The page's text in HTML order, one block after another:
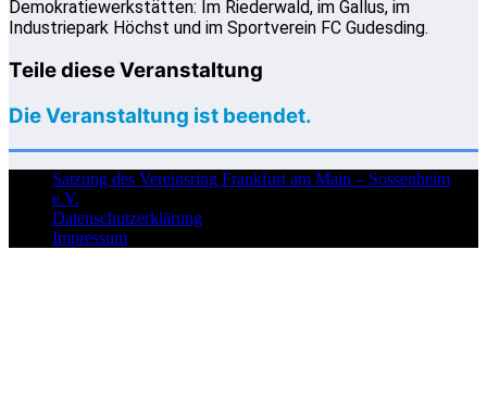
Demokratiewerkstätten: Im Riederwald, im Gallus, im
Industriepark Höchst und im Sportverein FC Gudesding.
Teile diese Veranstaltung
Die Veranstaltung ist beendet.
Satzung des Vereinsring Frankfurt am Main – Sossenheim
e.V.
Datenschutzerklärung
Impressum